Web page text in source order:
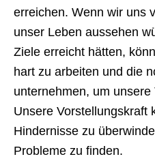
erreichen. Wenn wir uns
unser Leben aussehen
Ziele erreicht hätten,
hart zu arbeiten und die
unternehmen, um
Unsere Vorstellungskraft
Hindernisse zu
Probleme zu finden.